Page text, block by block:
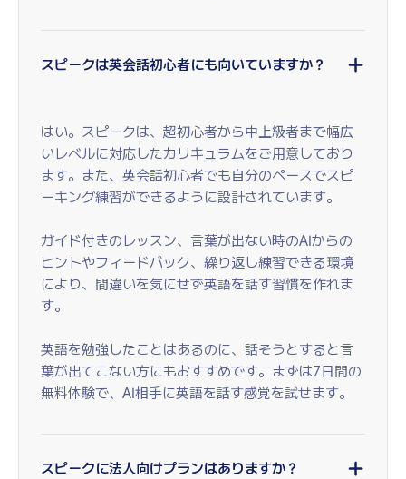
スピークは英会話初心者にも向いていますか？
はい。スピークは、超初心者から中上級者まで幅広
いレベルに対応したカリキュラムをご用意しており
ます。また、英会話初心者でも自分のペースでスピ
ーキング練習ができるように設計されています。
ガイド付きのレッスン、言葉が出ない時のAIからの
ヒントやフィードバック、繰り返し練習できる環境
により、間違いを気にせず英語を話す習慣を作れま
す。
英語を勉強したことはあるのに、話そうとすると言
葉が出てこない方にもおすすめです。まずは7日間の
無料体験で、AI相手に英語を話す感覚を試せます。
スピークに法人向けプランはありますか？